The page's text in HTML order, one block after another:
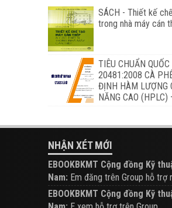
SÁCH - Thiết kế
trong nhà máy cán
TIÊU CHUẨN
20481:2008 CÀ
ĐỊNH HÀM LƯỢNG
NĂNG CAO
NHẬN XÉT MỚI
EBOOKBKMT Cộng đồng Kỹ
Nam: Em đăng trên Group hỗ trợ
EBOOKBKMT Cộng đồng Kỹ